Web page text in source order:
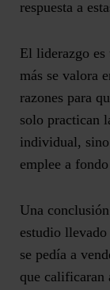
respuesta a
El liderazgo es
más se valora
razones para
solo practican
individual, sino
emplee a
Una
estudio
se pedía a
que calificaran